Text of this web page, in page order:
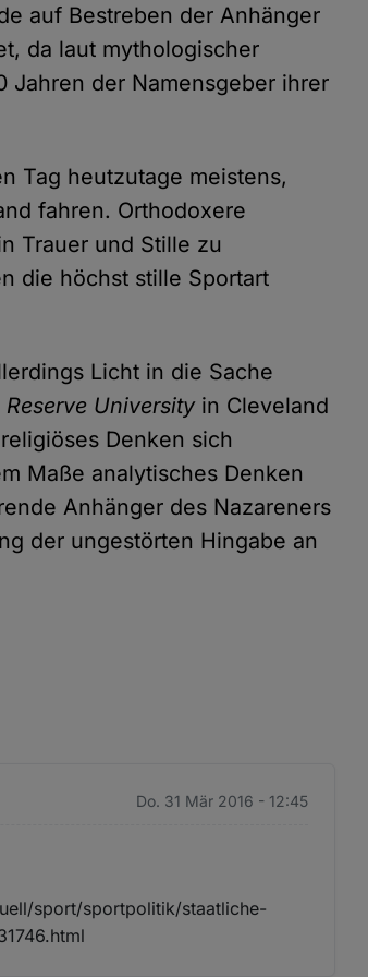
auf Bestreben der Anhänger
da laut mythologischer
Jahren der Namensgeber ihrer
Tag heutzutage meistens,
fahren. Orthodoxere
Trauer und Stille zu
die höchst stille Sportart
Licht in die Sache
Reserve Universityin Cleveland
Denken sich
Maße analytisches Denken
Anhänger des Nazareners
der ungestörten Hingabe an
Do. 31 Mär 2016 - 12:45
sport/sportpolitik/staatliche-